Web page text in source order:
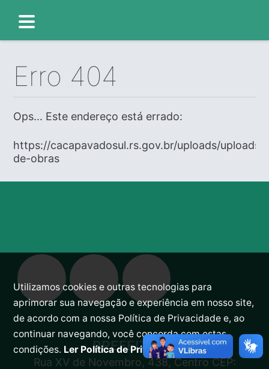
Erro 404
Ops... Este endereço está errado:
https://cacapavadosul.rs.gov.br/uploads/
de-obras
PREFEITURA
Rua XV de Novembro, 438, Centro CEP:
Utilizamos cookies e outras tecnologias para
aprimorar sua navegação e experiência em nosso site,
de acordo com a nossa Política de Privacidade e, ao
continuar navegando, você concorda com estas
condições. Ler Política de Privacidade.